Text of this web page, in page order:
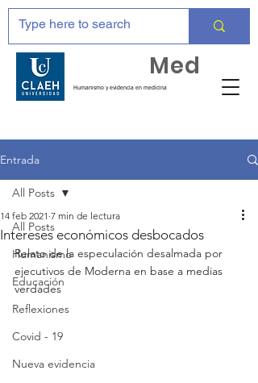
Humanismo y evidencia en medicina
Med
Entrada
All Posts
Humanismo
Educación
Reflexiones
Covid - 19
Nueva evidencia
All Posts
Intereses económicos desbocados
14 feb 2021 7 min de lectura
Relato de la especulación desalmada por
ejecutivos de Moderna en base a medias
verdades